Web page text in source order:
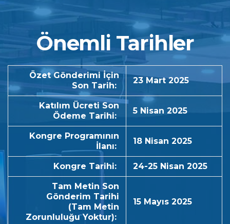
Önemli Tarihler
Özet Gönderimi İçin
Son Tarih:
23 Mart 2025
Katılım Ücreti Son
Ödeme Tarihi:
5 Nisan 2025
Kongre Programının
İlanı:
18 Nisan 2025
Kongre Tarihi: 24-25 Nisan 2025
Tam Metin Son
Gönderim Tarihi
(Tam Metin
Zorunluluğu Yoktur):
15 Mayıs 2025